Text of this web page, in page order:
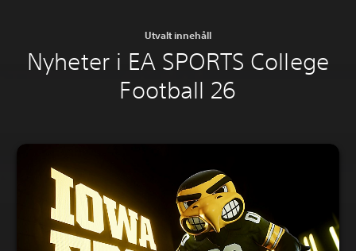
Utvalt innehåll
Nyheter i EA SPORTS College
Football 26